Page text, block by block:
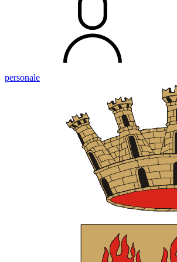
personale